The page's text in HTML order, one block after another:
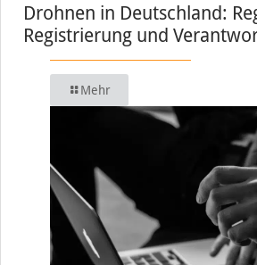
Drohnen in Deutschland:
Registrierung und
Mehr